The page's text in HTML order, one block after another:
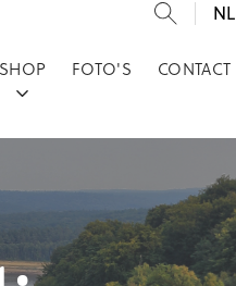
SHOP FOTO'S CONTACT
NL